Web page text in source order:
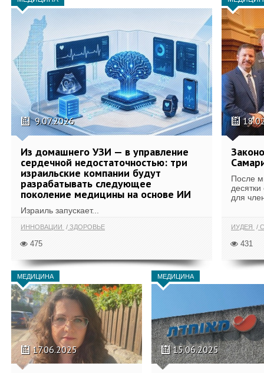
9.07.2026
Из домашнего УЗИ — в управление
сердечной недостаточностью: три
израильские компании будут
разрабатывать следующее
поколение медицины на основе ИИ
Израиль запускает...
ИННОВАЦИИ ЗДОРОВЬЕ
475
После
для
ИУДЕЯ
431
МЕДИЦИНА
17.06.2025
МЕДИЦИНА
15.06.2025